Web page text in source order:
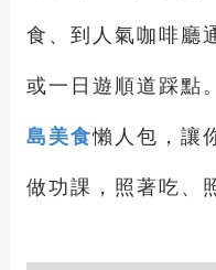
食、到人氣咖啡廳
或一日遊順道踩點
島美食懶人包，讓
做功課，照著吃、